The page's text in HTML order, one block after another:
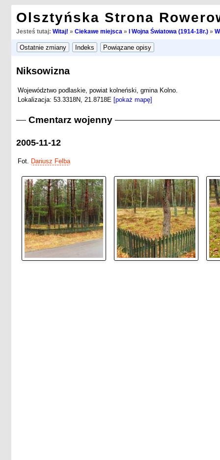
Olsztyńska Strona
Jesteś tutaj: Witaj! » Ciekawe miejsca » I Wojna Światowa (1914-18r.)»
Niksowizna
Województwo podlaskie, powiat kolneński, gmina Kolno.
Lokalizacja: 53.3318N, 21.8718E [pokaż mapę]
Cmentarz wojenny
2005-11-12
Fot. Dariusz Felba